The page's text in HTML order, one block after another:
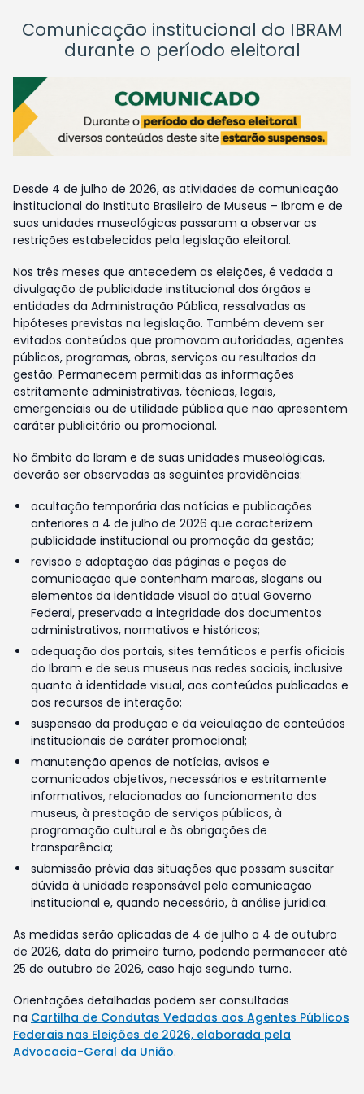
Comunicação institucional do IBRAM
durante o período eleitoral
Desde 4 de julho de 2026, as atividades de comunicação
institucional do Instituto Brasileiro de Museus – Ibram e de
suas unidades museológicas passaram a observar as
restrições estabelecidas pela legislação eleitoral.
Nos três meses que antecedem as eleições, é vedada a
divulgação de publicidade institucional dos órgãos e
entidades da Administração Pública, ressalvadas as
hipóteses previstas na legislação. Também devem ser
evitados conteúdos que promovam autoridades, agentes
públicos, programas, obras, serviços ou resultados da
gestão. Permanecem permitidas as informações
estritamente administrativas, técnicas, legais,
emergenciais ou de utilidade pública que não apresentem
caráter publicitário ou promocional.
No âmbito do Ibram e de suas unidades museológicas,
deverão ser observadas as seguintes providências:
ocultação temporária das notícias e publicações
anteriores a 4 de julho de 2026 que caracterizem
publicidade institucional ou promoção da gestão;
revisão e adaptação das páginas e peças de
comunicação que contenham marcas, slogans ou
elementos da identidade visual do atual Governo
Federal, preservada a integridade dos documentos
administrativos, normativos e históricos;
adequação dos portais, sites temáticos e perfis oficiais
do Ibram e de seus museus nas redes sociais, inclusive
quanto à identidade visual, aos conteúdos publicados e
aos recursos de interação;
suspensão da produção e da veiculação de conteúdos
institucionais de caráter promocional;
manutenção apenas de notícias, avisos e
comunicados objetivos, necessários e estritamente
informativos, relacionados ao funcionamento dos
museus, à prestação de serviços públicos, à
programação cultural e às obrigações de
transparência;
submissão prévia das situações que possam suscitar
dúvida à unidade responsável pela comunicação
institucional e, quando necessário, à análise jurídica.
As medidas serão aplicadas de 4 de julho a 4 de outubro
de 2026, data do primeiro turno, podendo permanecer até
25 de outubro de 2026, caso haja segundo turno.
Orientações detalhadas podem ser consultadas
na Cartilha de Condutas Vedadas aos Agentes Públicos
Federais nas Eleições de 2026, elaborada pela
Advocacia-Geral da União.